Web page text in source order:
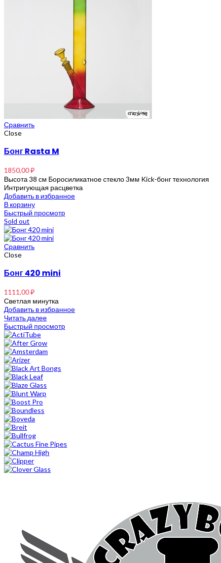
Сравнить
Close
Бонг Rasta M
1850,00₽
Высота 38 см Боросиликатное стекло 3мм Kick-бонг технология
Интригующая расцветка
Добавить в избранное
В корзину
Быстрый просмотр
Sold out
Сравнить
Close
Бонг 420 mini
1111,00₽
Светлая минутка
Добавить в избранное
Читать далее
Быстрый просмотр